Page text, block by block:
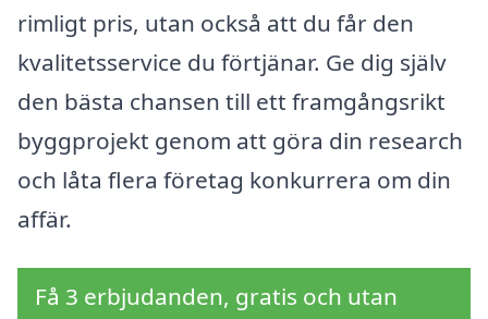
rimligt pris, utan också att du får den
kvalitetsservice du förtjänar. Ge dig själv
den bästa chansen till ett framgångsrikt
byggprojekt genom att göra din research
och låta flera företag konkurrera om din
affär.
Få 3 erbjudanden, gratis och utan